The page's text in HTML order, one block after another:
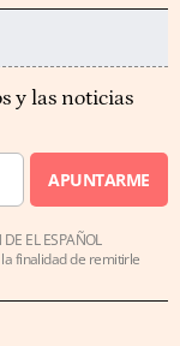
y las noticias
APUNTARME
EL ESPAÑOL
la finalidad de remitirle